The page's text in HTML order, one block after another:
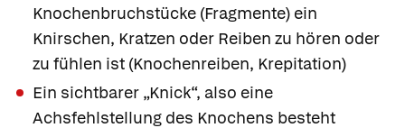
Knochenbruchstücke (Fragmente) ein
Knirschen, Kratzen oder Reiben zu hören oder
zu fühlen ist (Knochenreiben, Krepitation)
Ein sichtbarer „Knick“, also eine
Achsfehlstellung des Knochens besteht